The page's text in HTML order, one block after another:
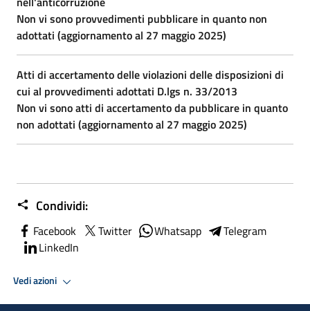
Non vi sono provvedimenti pubblicare in quanto non
adottati (aggiornamento al 27 maggio 2025)
Atti di accertamento delle violazioni delle disposizioni di
cui al provvedimenti adottati D.lgs n. 33/2013
Non vi sono atti di accertamento da pubblicare in quanto
non adottati (aggiornamento al 27 maggio 2025)
Condividi:
Facebook Twitter Whatsapp
Telegram
LinkedIn
Vedi azioni